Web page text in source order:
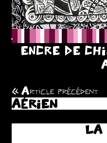
.
ENCRE DE
Navigation
de
Article précédent
AÉRIEN
LA